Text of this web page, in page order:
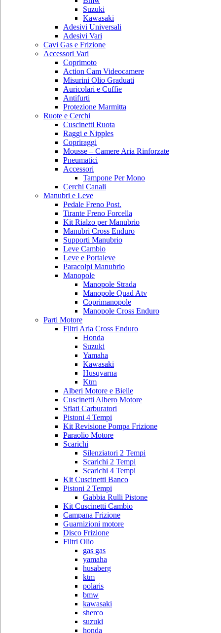
Suzuki
Kawasaki
Adesivi Universali
Adesivi Vari
Cavi Gas e Frizione
Accessori Vari
Coprimoto
Action Cam Videocamere
Misurini Olio Graduati
Auricolari e Cuffie
Antifurti
Protezione Marmitta
Ruote e Cerchi
Cuscinetti Ruota
Raggi e Nipples
Copriraggi
Mousse – Camere Aria Rinforzate
Pneumatici
Accessori
Tampone Per Mono
Cerchi Canali
Manubri e Leve
Pedale Freno Post.
Tirante Freno Forcella
Kit Rialzo per Manubrio
Manubri Cross Enduro
Supporti Manubrio
Leve Cambio
Leve e Portaleve
Paracolpi Manubrio
Manopole
Manopole Strada
Manopole Quad Atv
Coprimanopole
Manopole Cross Enduro
Parti Motore
Filtri Aria Cross Enduro
Honda
Suzuki
Yamaha
Kawasaki
Husqvarna
Ktm
Alberi Motore e Bielle
Cuscinetti Albero Motore
Sfiati Carburatori
Pistoni 4 Tempi
Kit Revisione Pompa Frizione
Paraolio Motore
Scarichi
Silenziatori 2 Tempi
Scarichi 2 Tempi
Scarichi 4 Tempi
Kit Cuscinetti Banco
Pistoni 2 Tempi
Gabbia Rulli Pistone
Kit Cuscinetti Cambio
Campana Frizione
Guarnizioni motore
Disco Frizione
Filtri Olio
gas gas
yamaha
husaberg
ktm
polaris
bmw
kawasaki
sherco
suzuki
honda